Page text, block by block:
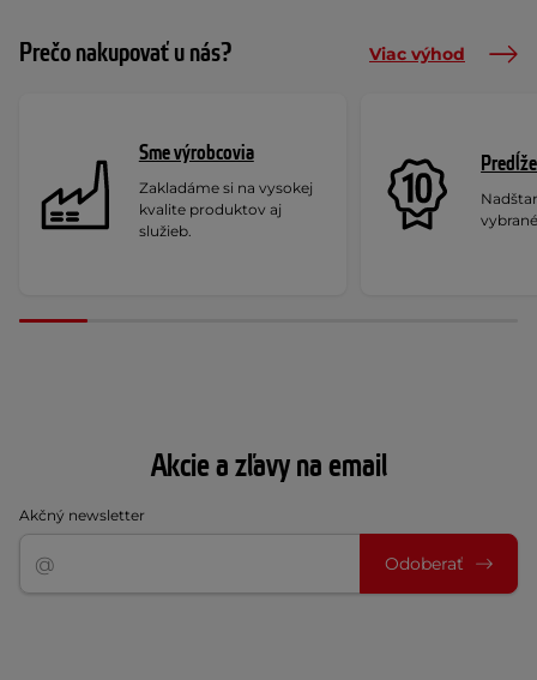
Prečo nakupovať u nás? Viac výhod
Sme výrobcovia
Zakladáme si na vysokej
kvalite produktov aj
služieb.
Akcie a zľavy na email
Akčný newsletter
Odoberať